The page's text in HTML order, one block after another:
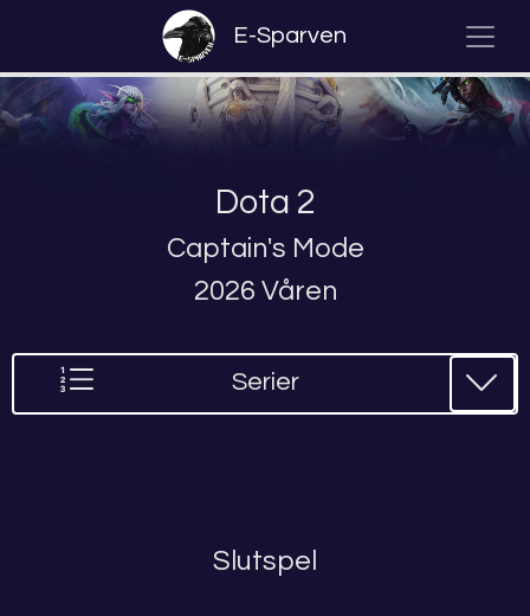
E-Sparven
Dota 2
Captain's Mode
2026 Våren
Serier
Slutspel